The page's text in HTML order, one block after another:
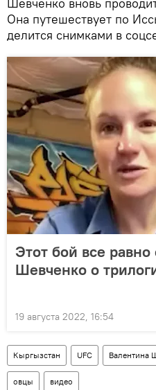
Она путешествует по
делится снимками в
Этот бой все равно
Шевченко о
19 августа 2022, 16:54
Кыргызстан UFC Валентина
овцы видео